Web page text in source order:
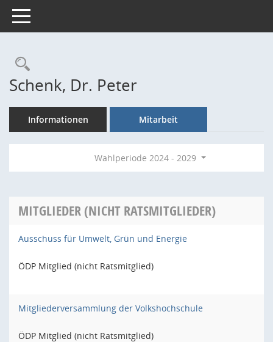
Toggle navigation
Rechercheauswahl
Schenk, Dr. Peter
Informationen Mitarbeit
Wahlperiode 2024 - 2029
MITGLIEDER (NICHT RATSMITGLIEDER)
Ausschuss für Umwelt, Grün und Energie
ÖDP Mitglied (nicht Ratsmitglied)
Mitgliederversammlung der Volkshochschule
ÖDP Mitglied (nicht Ratsmitglied)